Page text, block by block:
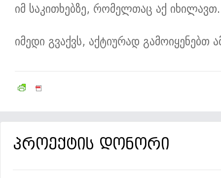
იმ საკითხებზე, რომელთაც აქ იხილავთ.
იმედი გვაქვს, აქტიურად გამოიყენებთ
პროექტის დონორი